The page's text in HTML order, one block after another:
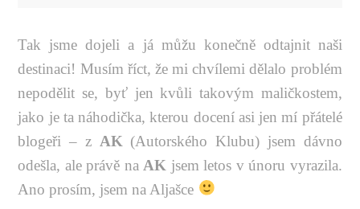
Tak jsme dojeli a já můžu konečně odtajnit naši
destinaci! Musím říct, že mi chvílemi dělalo problém
nepodělit se, byť jen kvůli takovým maličkostem,
jako je ta náhodička, kterou docení asi jen mí přátelé
blogeři – z AK (Autorského Klubu) jsem dávno
odešla, ale právě na AK jsem letos v únoru vyrazila.
Ano prosím, jsem na Aljašce